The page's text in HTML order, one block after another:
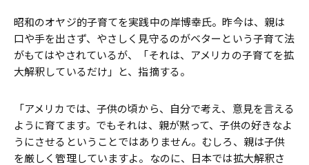
昭和のオヤジ的子育てを実践中の岸博幸氏。昨今は、親は
口や手を出さず、やさしく見守るのがベターという子育て法
がもてはやされているが、「それは、アメリカの子育てを拡
大解釈しているだけ」と、指摘する。
「アメリカでは、子供の頃から、自分で考え、意見を言える
ように育てます。でもそれは、親が黙って、子供の好きなよ
うにさせるということではありません。むしろ、親は子供
を厳しく管理していますよ。なのに、日本では拡大解釈さ